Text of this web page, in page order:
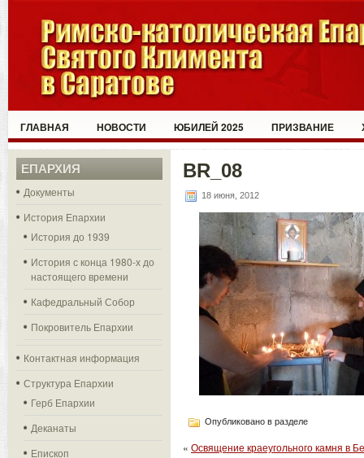
ГЛАВНАЯ НОВОСТИ ЮБИЛЕЙ 2025 ПРИЗВАНИЕ
ЕПАРХИЯ
Документы
История Епархии
История до 1939
История с конца 1980-х до
настоящего времени
Кафедральный Собор
Покровитель Епархии
Контактная информация
Структура Епархии
Герб Епархии
Деканаты
Епископ
BR_08
18 июня, 2012
Опубликовано в разделе
« Освящение краеугольного камня в